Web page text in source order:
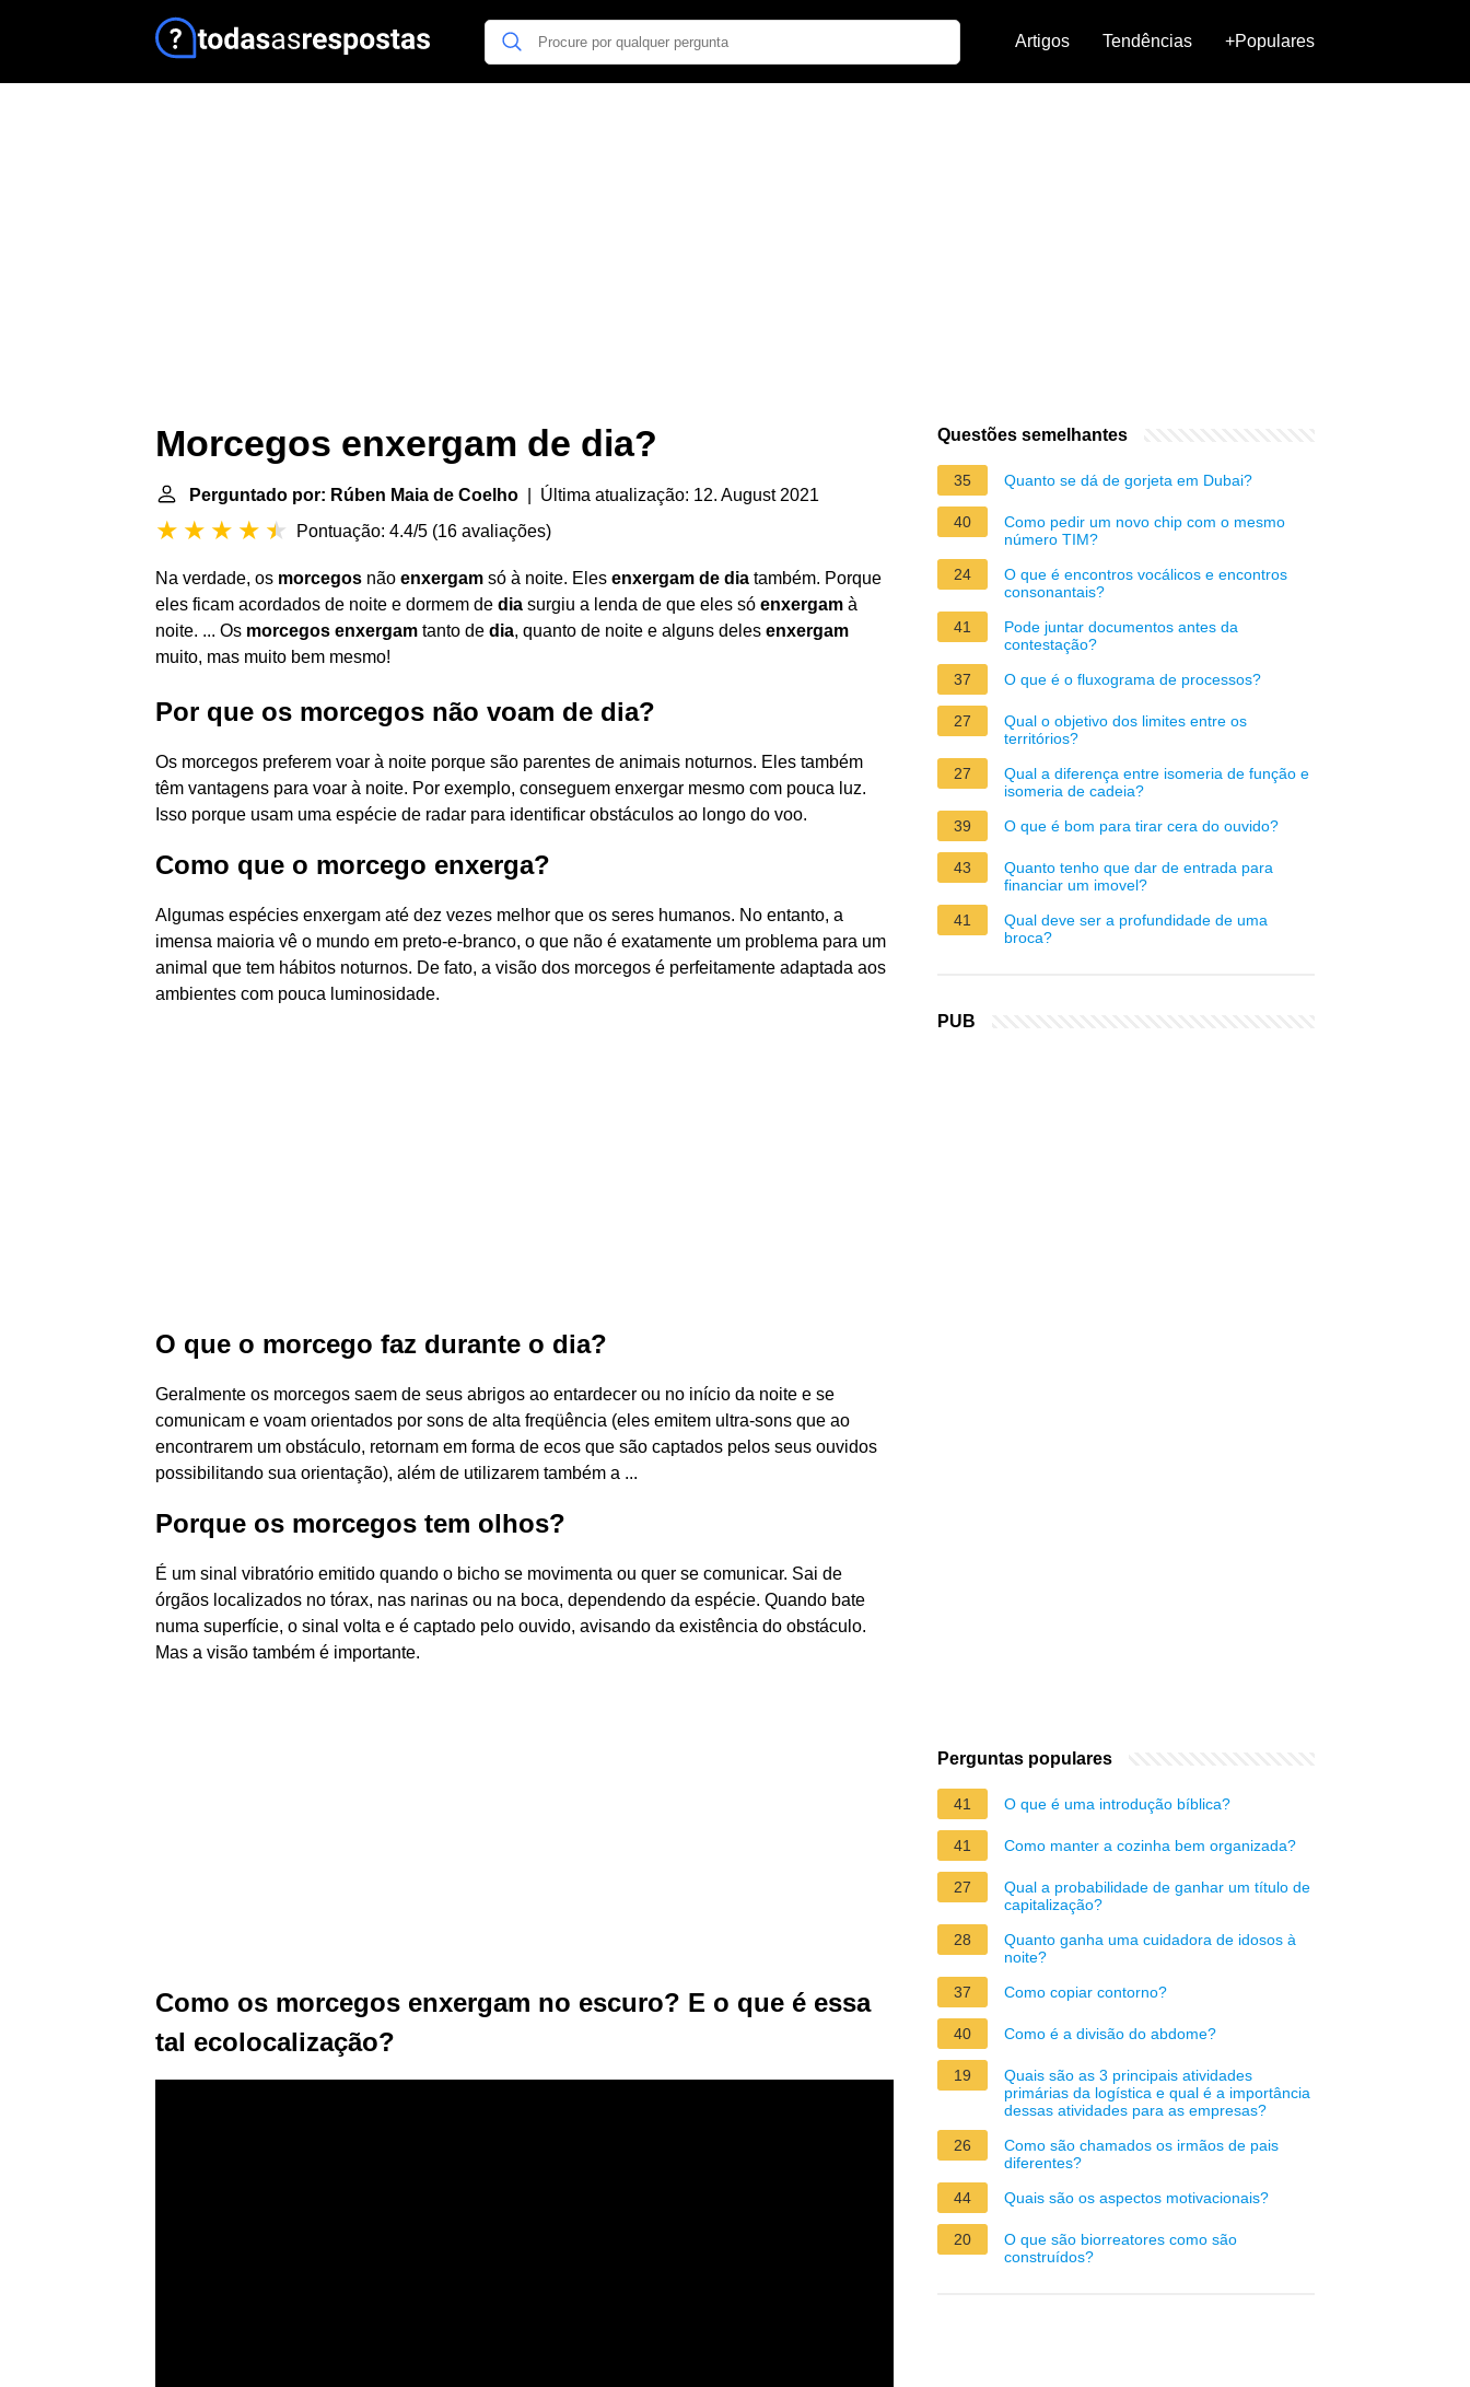
Artigos Tendências +Populares
Morcegos enxergam de dia?
Perguntado por: Rúben Maia de Coelho | Última atualização: 12. August 2021
Pontuação: 4.4/5 (16 avaliações)
Na verdade, os morcegos não enxergam só à noite. Eles enxergam de dia também. Porque
eles ficam acordados de noite e dormem de dia surgiu a lenda de que eles só enxergam à
noite. ... Os morcegos enxergam tanto de dia, quanto de noite e alguns deles enxergam
muito, mas muito bem mesmo!
Por que os morcegos não voam de dia?
Os morcegos preferem voar à noite porque são parentes de animais noturnos. Eles também
têm vantagens para voar à noite. Por exemplo, conseguem enxergar mesmo com pouca luz.
Isso porque usam uma espécie de radar para identificar obstáculos ao longo do voo.
Como que o morcego enxerga?
Algumas espécies enxergam até dez vezes melhor que os seres humanos. No entanto, a
imensa maioria vê o mundo em preto-e-branco, o que não é exatamente um problema para um
animal que tem hábitos noturnos. De fato, a visão dos morcegos é perfeitamente adaptada aos
ambientes com pouca luminosidade.
O que o morcego faz durante o dia?
Geralmente os morcegos saem de seus abrigos ao entardecer ou no início da noite e se
comunicam e voam orientados por sons de alta freqüência (eles emitem ultra-sons que ao
encontrarem um obstáculo, retornam em forma de ecos que são captados pelos seus ouvidos
possibilitando sua orientação), além de utilizarem também a ...
Porque os morcegos tem olhos?
É um sinal vibratório emitido quando o bicho se movimenta ou quer se comunicar. Sai de
órgãos localizados no tórax, nas narinas ou na boca, dependendo da espécie. Quando bate
numa superfície, o sinal volta e é captado pelo ouvido, avisando da existência do obstáculo.
Mas a visão também é importante.
Como os morcegos enxergam no escuro? E o que é essa
tal ecolocalização?
Questões semelhantes
35 Quanto se dá de gorjeta em Dubai?
40
Como pedir um novo chip com o mesmo
número TIM?
24
O que é encontros vocálicos e encontros
consonantais?
41
Pode juntar documentos antes da
contestação?
37
O que é o fluxograma de processos?
27
Qual o objetivo dos limites entre os
territórios?
27
Qual a diferença entre isomeria de função e
isomeria de cadeia?
39
O que é bom para tirar cera do ouvido?
43
Quanto tenho que dar de entrada para
financiar um imovel?
41
Qual deve ser a profundidade de uma
broca?
PUB
Perguntas populares
41 O que é uma introdução bíblica?
41 Como manter a cozinha bem organizada?
27
Qual a probabilidade de ganhar um título de
capitalização?
28
Quanto ganha uma cuidadora de idosos à
noite?
37
Como copiar contorno?
40 Como é a divisão do abdome?
19
Quais são as 3 principais atividades
primárias da logística e qual é a importância
dessas atividades para as empresas?
26
Como são chamados os irmãos de pais
diferentes?
44
Quais são os aspectos motivacionais?
20
O que são biorreatores como são
construídos?